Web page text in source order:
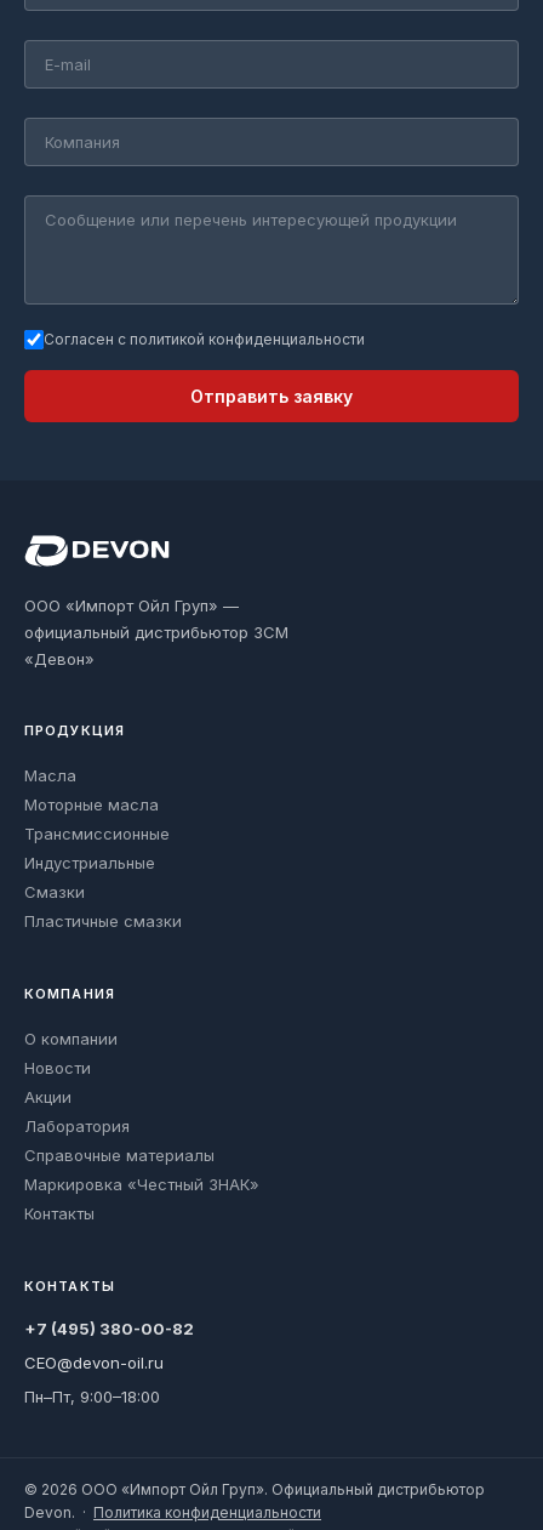
Согласен с политикой конфиденциальности
Отправить заявку
ООО «Импорт Ойл Груп» —
официальный дистрибьютор ЗСМ
«Девон»
ПРОДУКЦИЯ
Масла
Моторные масла
Трансмиссионные
Индустриальные
Смазки
Пластичные смазки
КОМПАНИЯ
О компании
Новости
Акции
Лаборатория
Справочные материалы
Маркировка «Честный ЗНАК»
Контакты
КОНТАКТЫ
+7 (495) 380-00-82
CEO@devon-oil.ru
Пн–Пт, 9:00–18:00
© 2026 ООО «Импорт Ойл Груп». Официальный дистрибьютор
Devon. · Политика конфиденциальности